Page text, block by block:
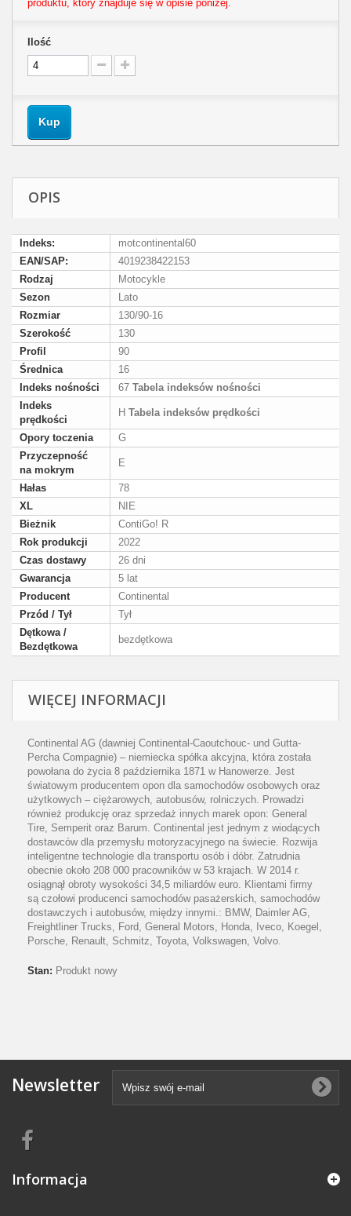
produktu, który znajduje się w opisie poniżej.
Ilość
Kup
OPIS
Indeks:
motcontinental60
EAN/SAP:
4019238422153
Rodzaj
Motocykle
Sezon
Lato
Rozmiar
130/90-16
Szerokość
130
Profil
90
Średnica
16
Indeks nośności
67 Tabela indeksów nośności
Indeks
prędkości
H Tabela indeksów prędkości
Opory toczenia
G
Przyczepność
na mokrym
E
Hałas
78
XL
NIE
Bieżnik
ContiGo! R
Rok produkcji
2022
Czas dostawy
26 dni
Gwarancja
5 lat
Producent
Continental
Przód / Tył
Tył
Dętkowa /
Bezdętkowa
bezdętkowa
WIĘCEJ INFORMACJI
Continental AG (dawniej Continental-Caoutchouc- und Gutta-
Percha Compagnie) – niemiecka spółka akcyjna, która została
powołana do życia 8 października 1871 w Hanowerze. Jest
światowym producentem opon dla samochodów osobowych oraz
użytkowych – ciężarowych, autobusów, rolniczych. Prowadzi
również produkcję oraz sprzedaż innych marek opon: General
Tire, Semperit oraz Barum. Continental jest jednym z wiodących
dostawców dla przemysłu motoryzacyjnego na świecie. Rozwija
inteligentne technologie dla transportu osób i dóbr. Zatrudnia
obecnie około 208 000 pracowników w 53 krajach. W 2014 r.
osiągnął obroty wysokości 34,5 miliardów euro. Klientami firmy
są czołowi producenci samochodów pasażerskich, samochodów
dostawczych i autobusów, między innymi.: BMW, Daimler AG,
Freightliner Trucks, Ford, General Motors, Honda, Iveco, Koegel,
Porsche, Renault, Schmitz, Toyota, Volkswagen, Volvo.
Stan: Produkt nowy
Newsletter
Informacja